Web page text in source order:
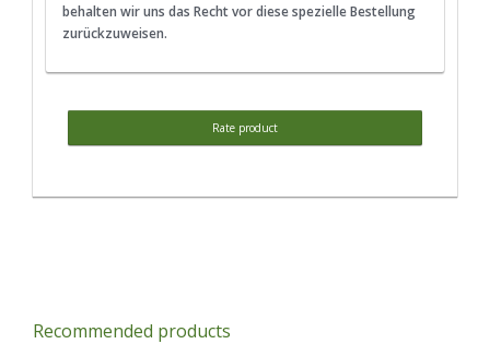
behalten wir uns das Recht vor diese spezielle Bestellung
zurückzuweisen.
Rate product
Recommended products